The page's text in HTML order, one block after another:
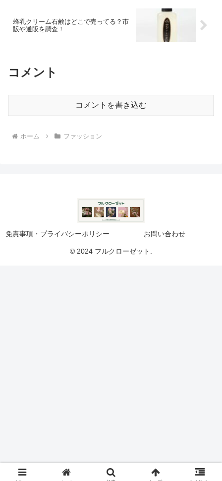
蜂乳クリーム石鹸はどこで売ってる？市
販や通販を調査！
コメント
コメントを書き込む
ホーム ファッション
免責事項・プライバシーポリシー お問い合わせ
© 2024 フルクローゼット.